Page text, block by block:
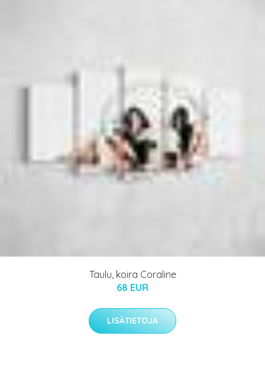
Taulu, koira Coraline
68 EUR
LISÄTIETOJA